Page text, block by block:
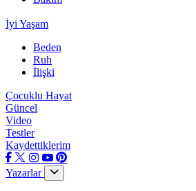
İyi Yaşam
Beden
Ruh
İlişki
Çocuklu Hayat
Güncel
Video
Testler
Kaydettiklerim
Yazarlar